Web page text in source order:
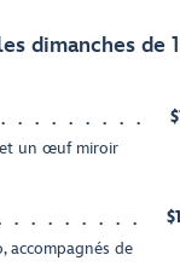
dimanches de
et un œuf miroir
accompagnés de